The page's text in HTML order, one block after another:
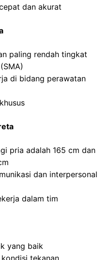
dan akurat
paling rendah tingkat
di bidang perawatan
pria adalah 165 cm dan
dan interpersonal
dalam tim
yang baik
tekanan